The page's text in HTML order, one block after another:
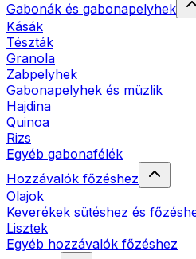
Gabonák és gabonapelyhek
Kásák
Tészták
Granola
Zabpelyhek
Gabonapelyhek és müzlik
Hajdina
Quinoa
Rizs
Egyéb gabonafélék
Hozzávalók főzéshez
Olajok
Keverékek sütéshez és
Lisztek
Egyéb hozzávalók főzéshez